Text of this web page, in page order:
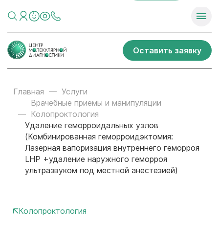
Оставить заявку
Главная
Услуги
Врачебные приемы и манипуляции
Колопроктология
Удаление геморроидальных узлов
(Комбинированная геморроидэктомия:
Лазерная вапоризация внутреннего геморроя
LHP +удаление наружного геморроя
ультразвуком под местной анестезией)
Колопроктология